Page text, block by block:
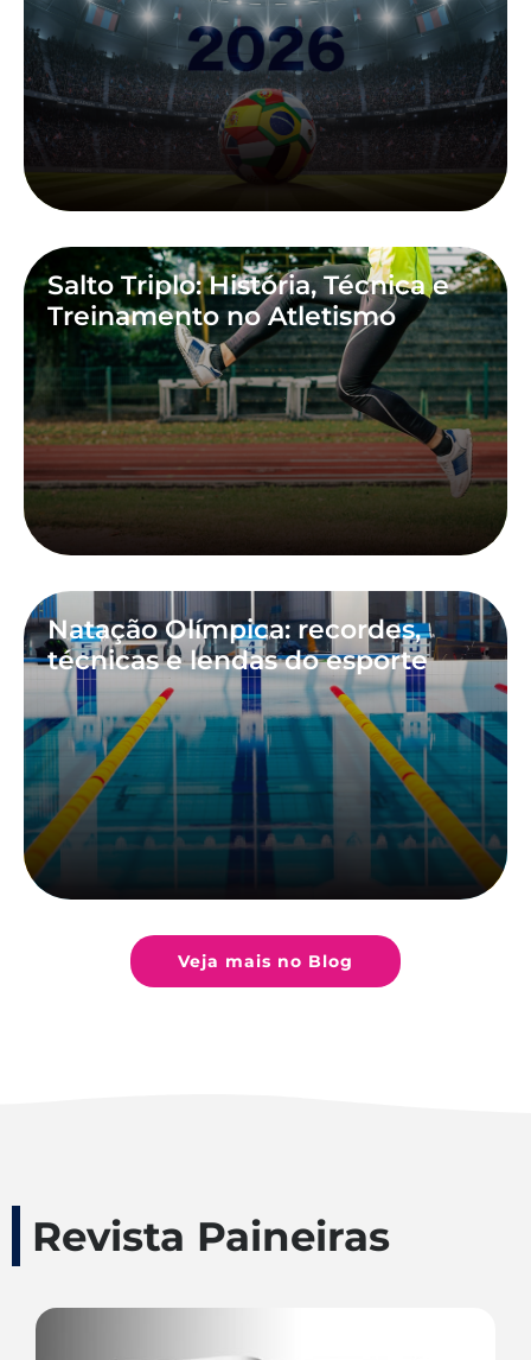
Salto Triplo: História, Técnica e
Treinamento no Atletismo
Natação Olímpica: recordes,
técnicas e lendas do esporte
Veja mais no Blog
Revista Paineiras